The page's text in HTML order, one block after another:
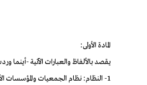
المادة الأولى:
يقصد بالألفاظ والعبارات الآتية -أينما
1- النظام: نظام الجمعيات والمؤسسات الأهلية، الصادر بالمرسوم الملكي رقم (م/8) بتاريخ 19 /2/ 1437هـ.